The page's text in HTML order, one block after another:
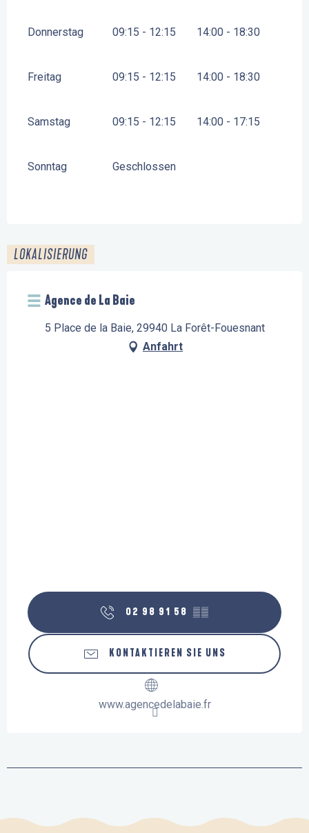
Donnerstag 09:15 - 12:15 14:00 - 18:30
Freitag 09:15 - 12:15 14:00 - 18:30
Samstag 09:15 - 12:15 14:00 - 17:15
Sonntag Geschlossen
LOKALISIERUNG
Agence de La Baie
5 Place de la Baie, 29940 La Forêt-Fouesnant
Anfahrt
02 98 91 58 ▒▒
KONTAKTIEREN SIE UNS
www.agencedelabaie.fr